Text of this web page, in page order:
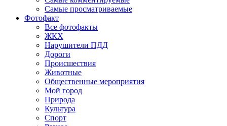
Самые просматриваемые
Фотофакт
Все фотофакты
ЖКХ
Нарушители ПДД
Дороги
Происшествия
Животные
Общественные мероприятия
Мой город
Природа
Культура
Спорт